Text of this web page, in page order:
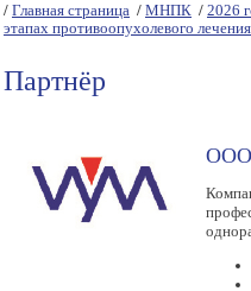
/ Главная страница / МНПК / 2026
этапах противоопухолевого
Партнёр